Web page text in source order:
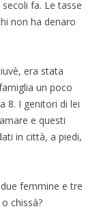
fa. Le tasse
non ha denaro
era stata
un poco
8. I genitori di lei
e questi
in città, a piedi,
femmine e tre
chissà?